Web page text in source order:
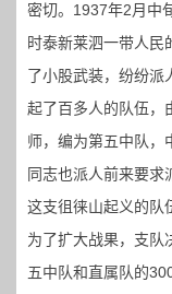
密切。1937年2月中
时泰新莱泗一带人民
了小股武装，纷纷派
起了百多人的队伍，
师，编为第五中队，
同志也派人前来要求
这支徂徕山起义的队
为了扩大战果，支队
五中队和直属队的